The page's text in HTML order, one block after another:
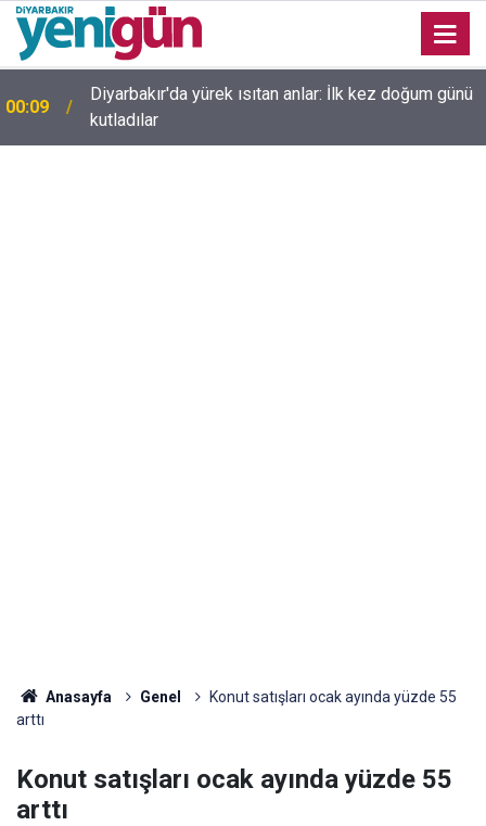
00:09
Diyarbakır'da yürek ısıtan anlar: İlk kez doğum günü
kutladılar
23:36
Diyarbakır'da düğün salonunda kavga: Yaralılar var
Anasayfa Genel
Konut satışları ocak ayında yüzde 55
arttı
Konut satışları ocak ayında yüzde 55
arttı